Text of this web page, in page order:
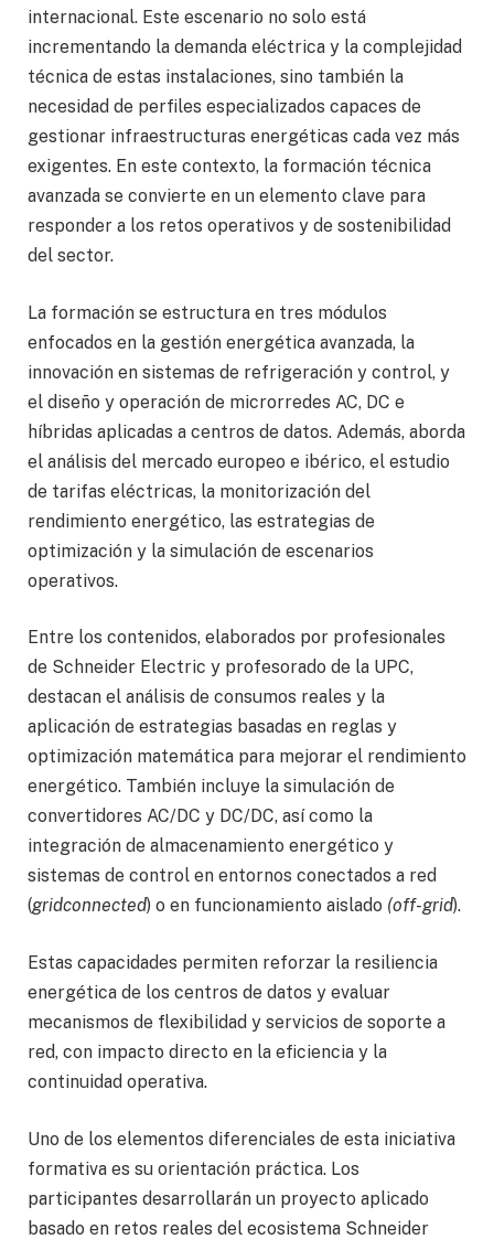
internacional. Este escenario no solo está
incrementando la demanda eléctrica y la complejidad
técnica de estas instalaciones, sino también la
necesidad de perfiles especializados capaces de
gestionar infraestructuras energéticas cada vez más
exigentes. En este contexto, la formación técnica
avanzada se convierte en un elemento clave para
responder a los retos operativos y de sostenibilidad
del sector.
La formación se estructura en tres módulos
enfocados en la gestión energética avanzada, la
innovación en sistemas de refrigeración y control, y
el diseño y operación de microrredes AC, DC e
híbridas aplicadas a centros de datos. Además, aborda
el análisis del mercado europeo e ibérico, el estudio
de tarifas eléctricas, la monitorización del
rendimiento energético, las estrategias de
optimización y la simulación de escenarios
operativos.
Entre los contenidos, elaborados por profesionales
de Schneider Electric y profesorado de la UPC,
destacan el análisis de consumos reales y la
aplicación de estrategias basadas en reglas y
optimización matemática para mejorar el rendimiento
energético. También incluye la simulación de
convertidores AC/DC y DC/DC, así como la
integración de almacenamiento energético y
sistemas de control en entornos conectados a red
(gridconnected) o en funcionamiento aislado (off-grid).
Estas capacidades permiten reforzar la resiliencia
energética de los centros de datos y evaluar
mecanismos de flexibilidad y servicios de soporte a
red, con impacto directo en la eficiencia y la
continuidad operativa.
Uno de los elementos diferenciales de esta iniciativa
formativa es su orientación práctica. Los
participantes desarrollarán un proyecto aplicado
basado en retos reales del ecosistema Schneider